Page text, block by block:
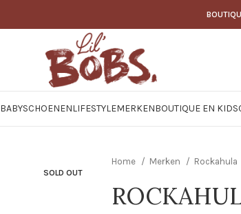
BABYSCHOENENLIFESTYLEMERKENBOUTIQUE EN
SOLD OUT
Home Merken Rockahula